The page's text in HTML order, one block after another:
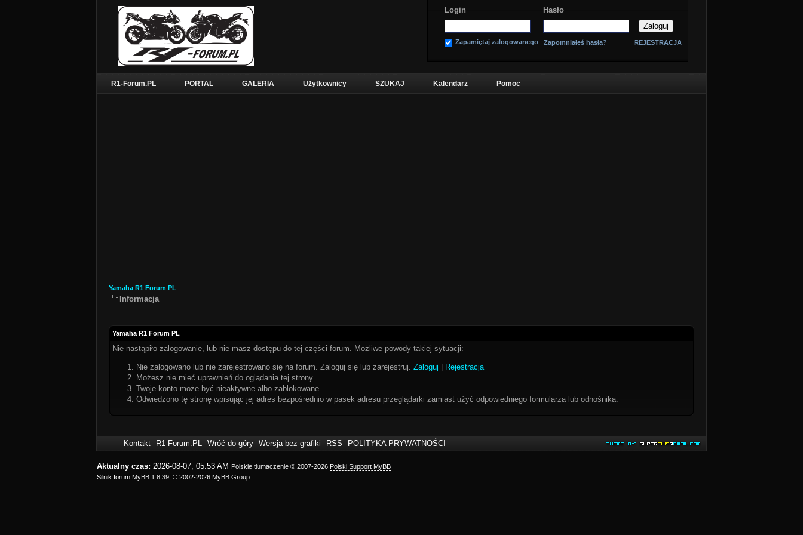
Login Hasło
Zapamiętaj zalogowanego Zapomniałeś hasła? REJESTRACJA
R1-Forum.PL PORTAL GALERIA Użytkownicy SZUKAJ Kalendarz Pomoc
Yamaha R1 Forum PL
Informacja
Yamaha R1 Forum PL
Nie nastąpiło zalogowanie, lub nie masz dostępu do tej części forum. Możliwe powody takiej sytuacji:
Nie zalogowano lub nie zarejestrowano się na forum. Zaloguj się lub zarejestruj. Zaloguj
Rejestracja
Możesz nie mieć uprawnień do oglądania tej strony.
Twoje konto może być nieaktywne albo zablokowane.
Odwiedzono tę stronę wpisując jej adres bezpośrednio w pasek adresu przeglądarki zamiast użyć odpowiedniego formularza lub odnośnika.
Kontakt R1-Forum.PL Wróć do góry Wersja bez grafiki RSS POLITYKA PRYWATNOŚCI
Aktualny czas: 2026-08-07, 05:53 AM Polskie tłumaczenie © 2007-2026 Polski Support MyBB
Silnik forum MyBB 1.8.39 , © 2002-2026 MyBB Group